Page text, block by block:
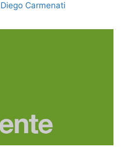
Diego Carmenati